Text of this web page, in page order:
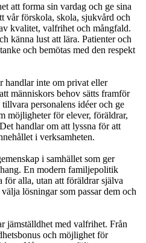
att forma sin vardag och ge sina
vår förskola, skola, sjukvård och
kvalitet, valfrihet och mångfald.
känna lust att lära. Patienter och
och bemötas med den respekt
handlar inte om privat eller
människors behov sätts framför
personalens idéer och ge
möjligheter för elever, föräldrar,
handlar om att lyssna för att
i verksamheten.
i samhället som ger
En modern familjepolitik
för alla, utan att föräldrar själva
lösningar som passar dem och
jämställdhet med valfrihet. Från
och möjlighet för